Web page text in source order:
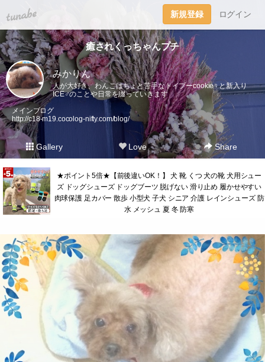
tuna.be 新規登録 ログイン
癒されくっちゃんプチ
みかりん
人が大好き、わんこはちょと苦手なトイプーcookie♀︎と新入り
ICE♂︎のことや日常を綴っていきます
メインブログ
http://c18-m19.cocolog-nifty.com/blog/
Gallery Love Share
★ポイント5倍★【前後違いOK！】 犬 靴 くつ 犬の靴 犬用シュー
ズ ドッグシューズ ドッグブーツ 脱げない 滑り止め 履かせやすい
肉球保護 足カバー 散歩 小型犬 子犬 シニア 介護 レインシューズ 防
水 メッシュ 夏 冬 防寒